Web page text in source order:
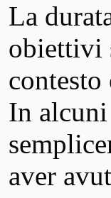
La
obiettivi
In
aver